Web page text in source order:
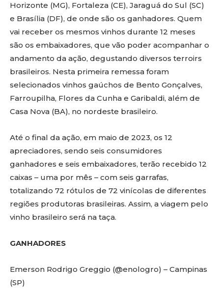
Horizonte (MG), Fortaleza (CE), Jaraguá do Sul (SC)
e Brasília (DF), de onde são os ganhadores. Quem
vai receber os mesmos vinhos durante 12 meses
são os embaixadores, que vão poder acompanhar o
andamento da ação, degustando diversos terroirs
brasileiros. Nesta primeira remessa foram
selecionados vinhos gaúchos de Bento Gonçalves,
Farroupilha, Flores da Cunha e Garibaldi, além de
Casa Nova (BA), no nordeste brasileiro.
Até o final da ação, em maio de 2023, os 12
apreciadores, sendo seis consumidores
ganhadores e seis embaixadores, terão recebido 12
caixas – uma por mês – com seis garrafas,
totalizando 72 rótulos de 72 vinícolas de diferentes
regiões produtoras brasileiras. Assim, a viagem pelo
vinho brasileiro será na taça.
GANHADORES
Emerson Rodrigo Greggio (@enologro) – Campinas
(SP)